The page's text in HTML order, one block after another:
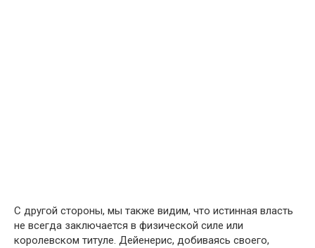
С другой стороны, мы также видим, что истинная власть
не всегда заключается в физической силе или
королевском титуле. Дейенерис, добиваясь своего,